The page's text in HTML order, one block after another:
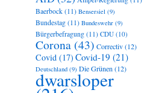
Baerbock (11) Bensersiel (9)
Bundestag (11) Bundeswehr (9)
Bürgerbefragung (11) CDU (10)
Corona (43) Correctiv(12)
Covid (17) Covid-19 (21)
Deutschland (9) Die Grünen(12)
dwarsloper